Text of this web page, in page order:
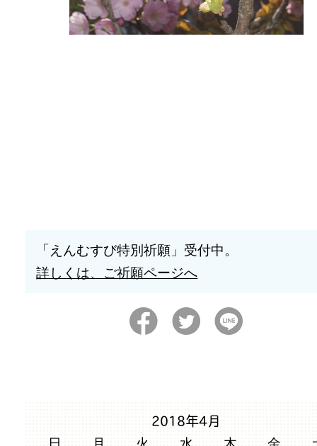
「えんむすび特別祈願」受付中。
詳しくは、ご祈願ページへ
2018年4月